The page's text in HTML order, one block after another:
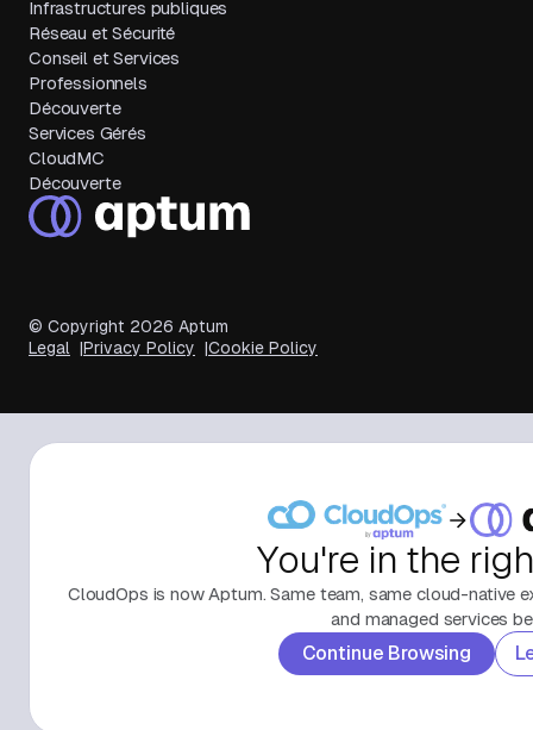
Infrastructures publiques
Réseau et Sécurité
Conseil et Services
Professionnels
Découverte
Services Gérés
CloudMC
Découverte
© Copyright 2026 Aptum
Legal
Privacy Policy Cookie Policy
You're in the
CloudOps is now Aptum. Same team, same cloud-native
and managed services
Continue Browsing